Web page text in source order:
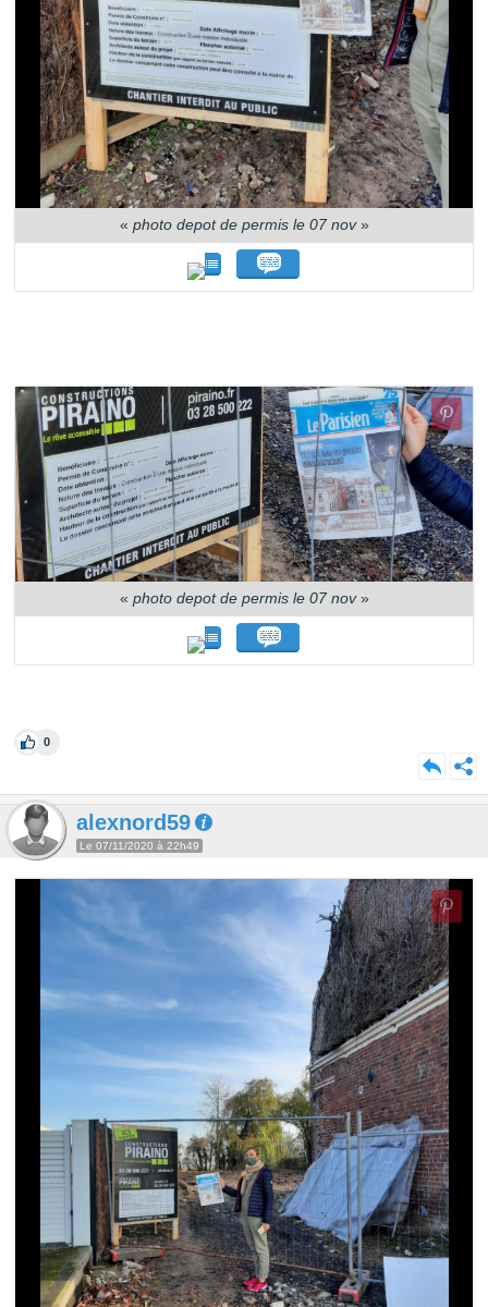
« photo depot de permis le 07 nov»
« photo depot de permis le 07 nov»
0
alexnord59
Le 07/11/2020 à 22h49